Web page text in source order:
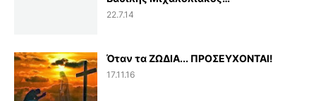
22.7.14
Όταν τα ΖΩΔΙΑ... ΠΡΟΣΕΥΧΟΝΤΑΙ!
17.11.16